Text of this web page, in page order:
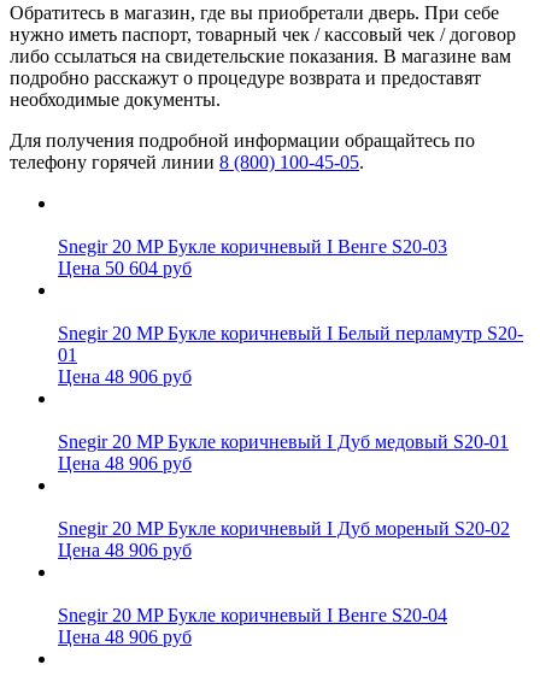
Обратитесь в магазин, где вы приобретали дверь. При себе
нужно иметь паспорт, товарный чек / кассовый чек / договор
либо ссылаться на свидетельские показания. В магазине вам
подробно расскажут о процедуре возврата и предоставят
необходимые документы.
Для получения подробной информации обращайтесь по
телефону горячей линии 8 (800) 100-45-05.
Snegir 20 MP Букле коричневый I Венге S20-03
Цена 50 604 руб
Snegir 20 MP Букле коричневый I Белый перламутр S20-
01
Цена 48 906 руб
Snegir 20 MP Букле коричневый I Дуб медовый S20-01
Цена 48 906 руб
Snegir 20 MP Букле коричневый I Дуб мореный S20-02
Цена 48 906 руб
Snegir 20 MP Букле коричневый I Венге S20-04
Цена 48 906 руб